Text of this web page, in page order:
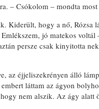
– Csókolom – mondta
Kiderült, hogy a nő, Rózsa
jó matekos
persze csak kinyitotta
az éjjeliszekrényen álló
láttam az ágyon
nem alszik. Az ágy alatt